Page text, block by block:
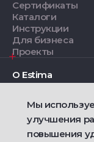
Сертификаты
Каталоги
Инструкции
Для бизнеса
Проекты
О Estima
Дизайнерам
Мы
улучшения
повышения